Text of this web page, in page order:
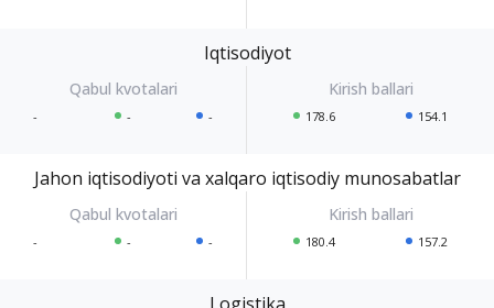
Iqtisodiyot
- - - 178.6 154.1
Jahon iqtisodiyoti va xalqaro iqtisodiy munosabatlar
- - - 180.4 157.2